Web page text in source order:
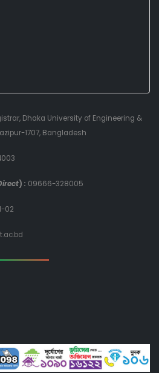
Dhaka University of Engineering &
1707, Bangladesh
) : 09666-328005
02